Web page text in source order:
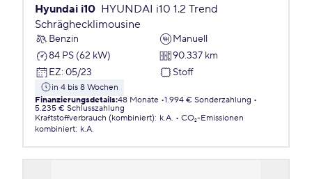
Hyundai i10 HYUNDAI i10 1.2 Trend
Schräghecklimousine
Benzin
Manuell
84 PS (62 kW)
90.337 km
EZ: 05/23 Stoff
in 4 bis 8 Wochen
Finanzierungsdetails:48 Monate 1.994 € Sonderzahlung
5.235 € Schlusszahlung
Kraftstoffverbrauch (kombiniert): k.A.
CO₂-Emissionen
kombiniert: k.A.